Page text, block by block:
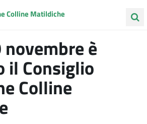
Colline Matildiche
Castella Vezzano sul Crostolo
è
il Consiglio
Colline